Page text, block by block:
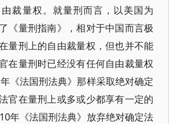
裁量权。就量刑而言，以美国为
《量刑指南》，相对于中国而言极
量刑上的自由裁量权，但也并不能
在量刑时已经没有任何自由裁量权
《法国刑法典》那样采取绝对确定
官在量刑上或多或少都享有一定的
年《法国刑法典》放弃绝对确定法